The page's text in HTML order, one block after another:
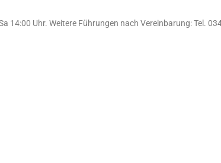
14:00 Uhr. Weitere Führungen nach Vereinbarung: Tel.